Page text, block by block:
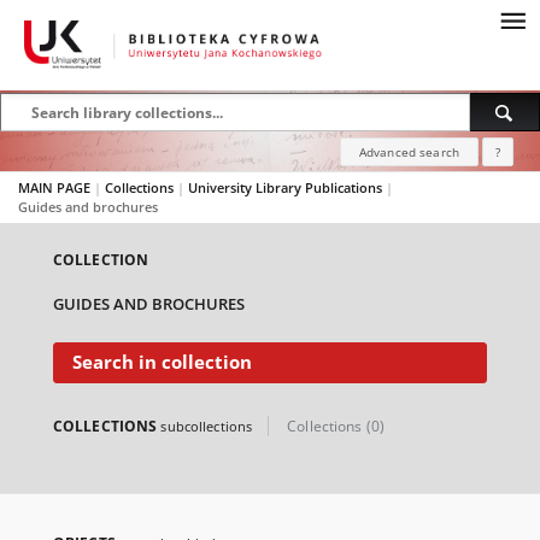
Advanced search ?
MAIN PAGE | Collections | University Library Publications |
Guides and brochures
COLLECTION
GUIDES AND BROCHURES
Search in collection
COLLECTIONSsubcollections Collections (0)